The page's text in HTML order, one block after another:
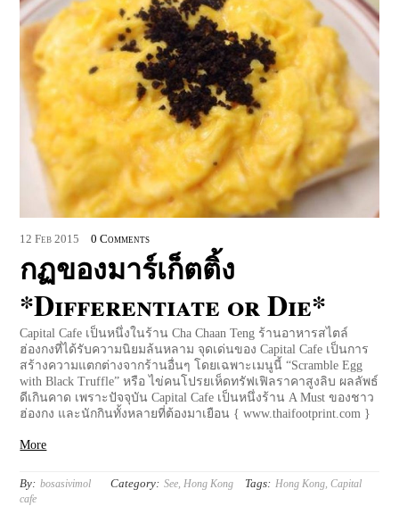
12 Feb 2015 0 Comments
กฏของมาร์เก็ตติ้ง
*Differentiate or Die*
Capital Cafe เป็นหนึ่งในร้าน Cha Chaan Teng ร้านอาหารสไตล์
ฮ่องกงที่ได้รับความนิยมล้นหลาม จุดเด่นของ Capital Cafe เป็นการ
สร้างความแตกต่างจากร้านอื่นๆ โดยเฉพาะเมนูนี้ “Scramble Egg
with Black Truffle” หรือ ไข่คนโปรยเห็ดทรัฟเฟิลราคาสูงลิบ ผลลัพธ์
ดีเกินคาด เพราะปัจจุบัน Capital Cafe เป็นหนึ่งร้าน A Must ของชาว
ฮ่องกง และนักกินทั้งหลายที่ต้องมาเยือน { www.thaifootprint.com }
More
By: bosasivimol Category: See Hong Kong Tags: Hong Kong, Capital
cafe